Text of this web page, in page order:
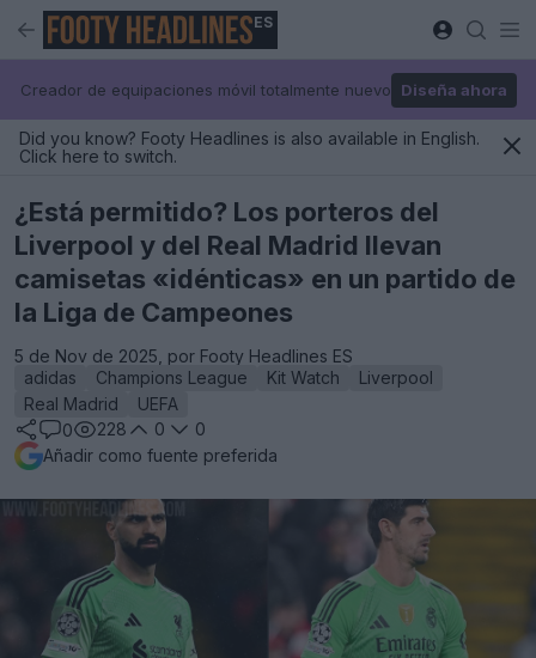
ES
Creador de equipaciones móvil totalmente nuevo Diseña ahora
Did you know? Footy Headlines is also available in English.
Click here to switch.
¿Está permitido? Los porteros del
Liverpool y del Real Madrid llevan
camisetas «idénticas» en un partido de
la Liga de Campeones
5 de Nov de 2025, por Footy Headlines ES
adidas
Champions League Kit Watch
Liverpool
Real Madrid
UEFA
0
228 0
0
Añadir como fuente preferida